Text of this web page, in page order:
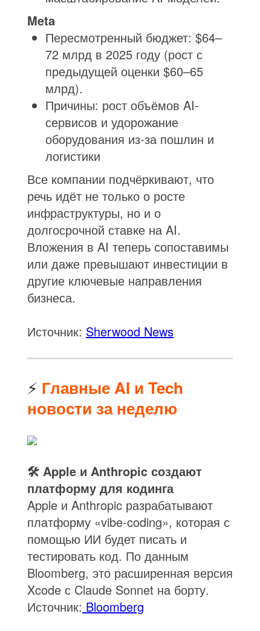
Meta
Пересмотренный бюджет: $64–
72 млрд в 2025 году (рост с
предыдущей оценки $60–65
млрд).
Причины: рост объёмов AI-
сервисов и удорожание
оборудования из-за пошлин и
логистики
Все компании подчёркивают, что
речь идёт не только о росте
инфраструктуры, но и о
долгосрочной ставке на AI.
Вложения в AI теперь сопоставимы
или даже превышают инвестиции в
другие ключевые направления
бизнеса.
Источник: Sherwood News
⚡ Главные AI и Tech
новости за неделю
🛠️ Apple и Anthropic создают
платформу для кодинга
Apple и Anthropic разрабатывают
платформу «vibe-coding», которая с
помощью ИИ будет писать и
тестировать код. По данным
Bloomberg, это расширенная версия
Xcode с Claude Sonnet на борту.
Источник: Bloomberg